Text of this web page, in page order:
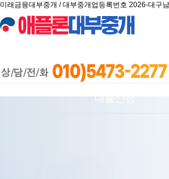
미래금융대부중개 / 대부중개업등록번호 2026-대구
대출신청